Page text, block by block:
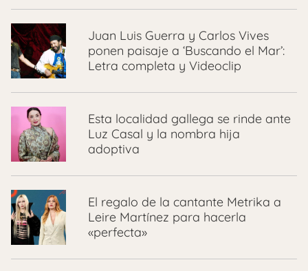
Juan Luis Guerra y Carlos Vives
ponen paisaje a ‘Buscando el Mar’:
Letra completa y Videoclip
Esta localidad gallega se rinde ante
Luz Casal y la nombra hija
adoptiva
El regalo de la cantante Metrika a
Leire Martínez para hacerla
«perfecta»